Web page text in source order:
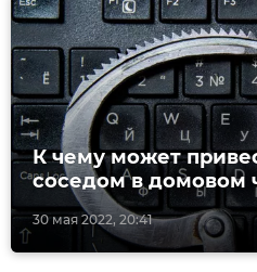
30 мая 2022, 20:41
К чему может
соседом в домовом